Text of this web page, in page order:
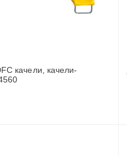
качели, качели-